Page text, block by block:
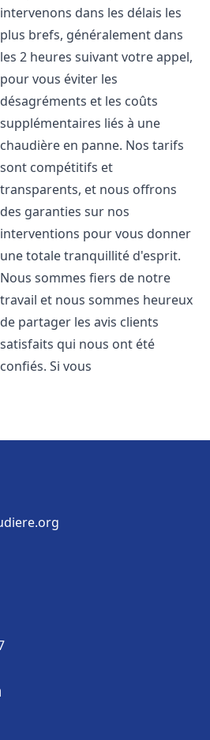
intervenons dans les délais les
plus brefs, généralement dans
les 2 heures suivant votre appel,
pour vous éviter les
désagréments et les coûts
supplémentaires liés à une
chaudière en panne. Nos tarifs
sont compétitifs et
transparents, et nous offrons
des garanties sur nos
interventions pour vous donner
une totale tranquillité d'esprit.
Nous sommes fiers de notre
travail et nous sommes heureux
de partager les avis clients
satisfaits qui nous ont été
confiés. Si vous